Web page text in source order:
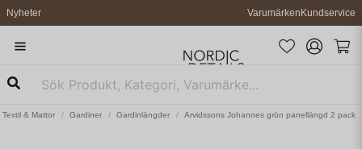
Nyheter VarumärkenKundservice
Textil & Mattor Gardiner Gardinlängder Arvidssons Johannes grön panellängd 2 pack